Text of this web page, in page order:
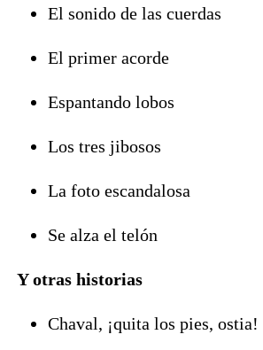
El sonido de las cuerdas
El primer acorde
Espantando lobos
Los tres jibosos
La foto escandalosa
Se alza el telón
Y otras historias
Chaval, ¡quita los pies, ostia!